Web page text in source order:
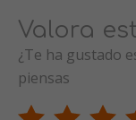
Valora
¿Te ha gustado
piensas